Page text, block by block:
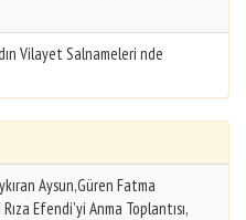
Vilayet Salnameleri nde
Aysun,Güren Fatma
Efendi'yi Anma Toplantısı,